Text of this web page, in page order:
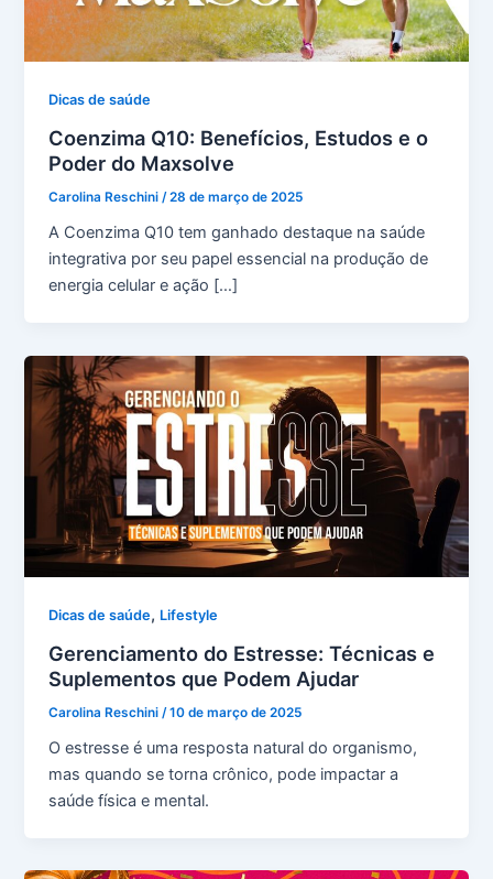
Dicas de saúde
Coenzima Q10: Benefícios, Estudos e o
Poder do Maxsolve
Carolina Reschini /28 de março de 2025
A Coenzima Q10 tem ganhado destaque na saúde
integrativa por seu papel essencial na produção de
energia celular e ação […]
Dicas de saúde, Lifestyle
Gerenciamento do Estresse: Técnicas e
Suplementos que Podem Ajudar
Carolina Reschini /10 de março de 2025
O estresse é uma resposta natural do organismo,
mas quando se torna crônico, pode impactar a
saúde física e mental.